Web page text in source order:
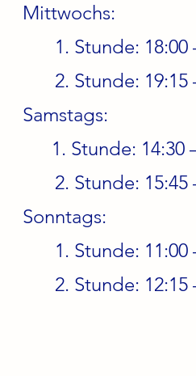
Mittwochs:
1. Stunde: 18:00
2. Stunde: 19:15
Samstags:
1. Stunde: 14:30
2. Stunde: 15:45
Sonntags:
1. Stunde: 11:00
2. Stunde: 12:15